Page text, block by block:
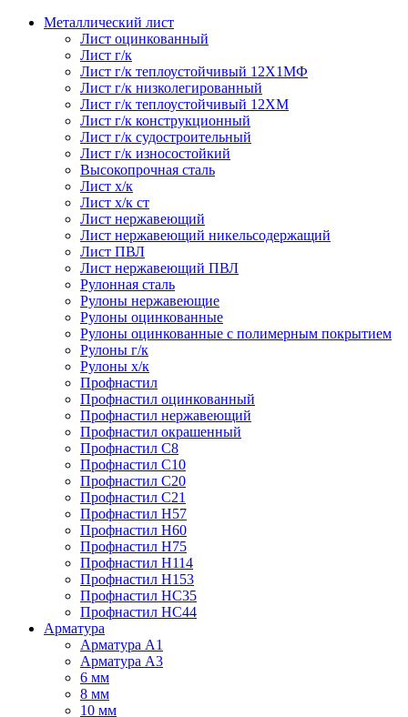
Металлический лист
Лист оцинкованный
Лист г/к
Лист г/к теплоустойчивый 12Х1МФ
Лист г/к низколегированный
Лист г/к теплоустойчивый 12ХМ
Лист г/к конструкционный
Лист г/к судостроительный
Лист г/к износостойкий
Высокопрочная сталь
Лист х/к
Лист х/к ст
Лист нержавеющий
Лист нержавеющий никельсодержащий
Лист ПВЛ
Лист нержавеющий ПВЛ
Рулонная сталь
Рулоны нержавеющие
Рулоны оцинкованные
Рулоны оцинкованные с полимерным покрытием
Рулоны г/к
Рулоны х/к
Профнастил
Профнастил оцинкованный
Профнастил нержавеющий
Профнастил окрашенный
Профнастил С8
Профнастил С10
Профнастил С20
Профнастил С21
Профнастил Н57
Профнастил Н60
Профнастил Н75
Профнастил Н114
Профнастил Н153
Профнастил НС35
Профнастил НС44
Арматура
Арматура А1
Арматура А3
6 мм
8 мм
10 мм